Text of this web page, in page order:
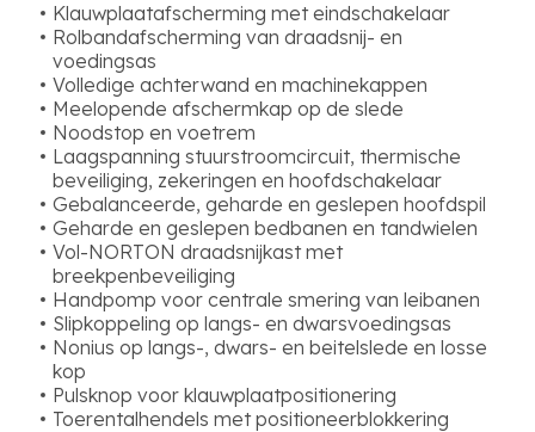
Klauwplaatafscherming met eindschakelaar
Rolbandafscherming van draadsnij- en
voedingsas
Volledige achterwand en machinekappen
Meelopende afschermkap op de slede
Noodstop en voetrem
Laagspanning stuurstroomcircuit, thermische
beveiliging, zekeringen en hoofdschakelaar
Gebalanceerde, geharde en geslepen hoofdspil
Geharde en geslepen bedbanen en tandwielen
Vol-NORTON draadsnijkast met
breekpenbeveiliging
Handpomp voor centrale smering van leibanen
Slipkoppeling op langs- en dwarsvoedingsas
Nonius op langs-, dwars- en beitelslede en losse
kop
Pulsknop voor klauwplaatpositionering
Toerentalhendels met positioneerblokkering